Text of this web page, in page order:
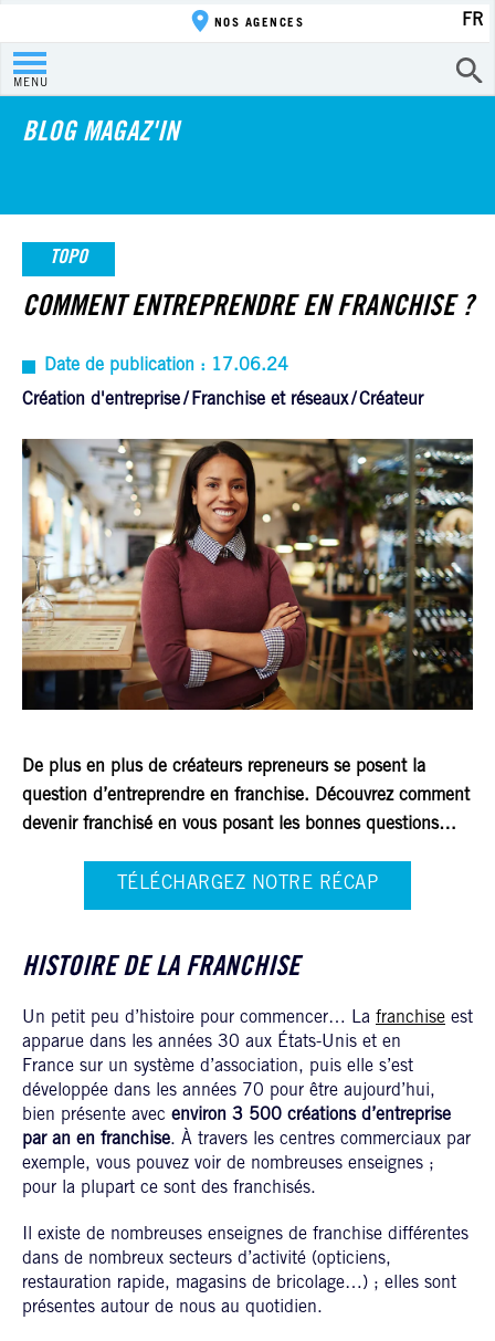
MENU
NOS AGENCES FR
BLOG MAGAZ'IN
TOPO
COMMENT ENTREPRENDRE EN FRANCHISE ?
Date de publication : 17.06.24
Création d'entreprise
Franchise et réseaux Créateur
De plus en plus de créateurs repreneurs se posent la
question d’entreprendre en franchise. Découvrez comment
devenir franchisé en vous posant les bonnes questions…
TÉLÉCHARGEZ NOTRE RÉCAP
HISTOIRE DE LA FRANCHISE
Un petit peu d’histoire pour commencer… La franchise est
apparue dans les années 30 aux États-Unis et en
France sur un système d’association, puis elle s’est
développée dans les années 70 pour être aujourd’hui,
bien présente avec environ 3 500 créations d’entreprise
par an en franchise. À travers les centres commerciaux par
exemple, vous pouvez voir de nombreuses enseignes ;
pour la plupart ce sont des franchisés.
Il existe de nombreuses enseignes de franchise différentes
dans de nombreux secteurs d’activité (opticiens,
restauration rapide, magasins de bricolage…) ; elles sont
présentes autour de nous au quotidien.